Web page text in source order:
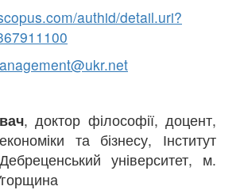
copus.com/authid/detail.uri?
, доктор філософії, доцент,
та бізнесу, Інститут
університет, м.